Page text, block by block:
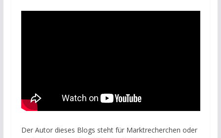
Der Autor dieses Blogs steht für Marktrecherchen oder